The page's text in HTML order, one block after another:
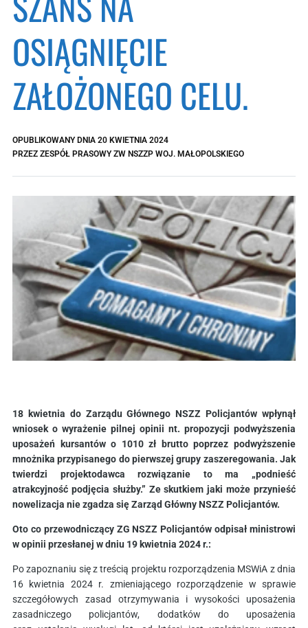
OSIĄGNIĘCIE
ZAŁOŻONEGO CELU.
OPUBLIKOWANY DNIA 20 KWIETNIA 2024
PRZEZ ZESPÓŁ PRASOWY ZW NSZZP WOJ. MAŁOPOLSKIEGO
18 kwietnia do Zarządu Głównego NSZZ Policjantów wpłynął
wniosek o wyrażenie pilnej opinii nt. propozycji podwyższenia
uposażeń kursantów o 1010 zł brutto poprzez podwyższenie
mnożnika przypisanego do pierwszej grupy zaszeregowania. Jak
twierdzi projektodawca rozwiązanie to ma „podnieść
atrakcyjność podjęcia służby.” Ze skutkiem jaki może przynieść
nowelizacja nie zgadza się Zarząd Główny NSZZ Policjantów.
Oto co przewodniczący ZG NSZZ Policjantów odpisał ministrowi
w opinii przesłanej w dniu 19 kwietnia 2024 r.:
Po zapoznaniu się z treścią projektu rozporządzenia MSWiA z dnia
16 kwietnia 2024 r. zmieniającego rozporządzenie w sprawie
szczegółowych zasad otrzymywania i wysokości uposażenia
zasadniczego policjantów, dodatków do uposażenia